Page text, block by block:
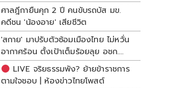
ศาลฎีกายืนคุก 2 ปี คนขับรถบัส มข.
คดีชน 'น้องอาย' เสียชีวิต
'สกาย' มาปรับตัวซ้อมเมืองไทย ไม่หวั่น
อากาศร้อน ตั้งเป้าเต็มร้อยลุย อชก.
2026LIVE จริยธรรมพัง? ย้ายข้าราชการ
ตามใจชอบ | ห้องข่าวไทยโพสต์